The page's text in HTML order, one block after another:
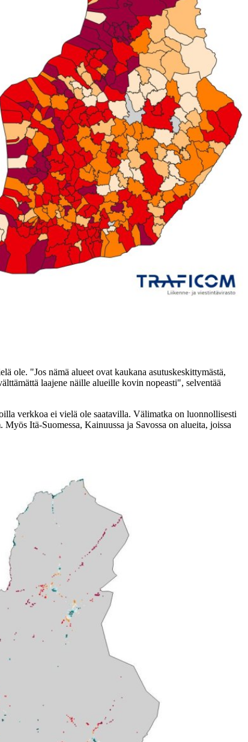
ole. "Jos nämä alueet ovat kaukana asutuskeskittymästä,
laajene näille alueille kovin nopeasti", selventää
verkkoa ei vielä ole saatavilla. Välimatka on luonnollisesti
Itä-Suomessa, Kainuussa ja Savossa on alueita, joissa